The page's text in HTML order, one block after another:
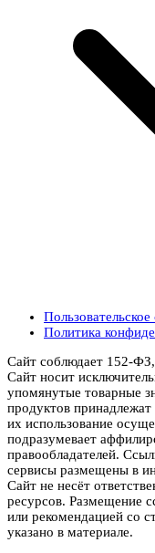
Политика
Сайт соблюдает 152-ФЗ,
Сайт носит
упомянутые товарные
продуктов
их использование
подразумевает
правообладателей.
сервисы размещены в
Сайт не несёт
ресурсов. Размещение
или рекомендацией со
указано в материале.